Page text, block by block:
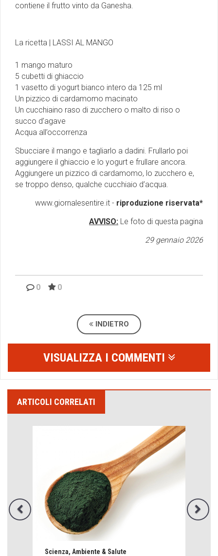
contiene il frutto vinto da Ganesha.
La ricetta | LASSI AL MANGO
1 mango maturo
5 cubetti di ghiaccio
1 vasetto di yogurt bianco intero da 125 ml
Un pizzico di cardamomo macinato
Un cucchiaino raso di zucchero o malto di riso o
succo d’agave
Acqua all’occorrenza
Sbucciare il mango e tagliarlo a dadini. Frullarlo poi
aggiungere il ghiaccio e lo yogurt e frullare ancora.
Aggiungere un pizzico di cardamomo, lo zucchero e,
se troppo denso, qualche cucchiaio d’acqua.
www.giornalesentire.it - riproduzione riservata*
AVVISO: Le foto di questa pagina
29 gennaio 2026
0 0
INDIETRO
VISUALIZZA I COMMENTI
ARTICOLI CORRELATI
Scienza, Ambiente & Salute
Emilio Isgrò, il cancellatore
Come difendere la pelle dal sole